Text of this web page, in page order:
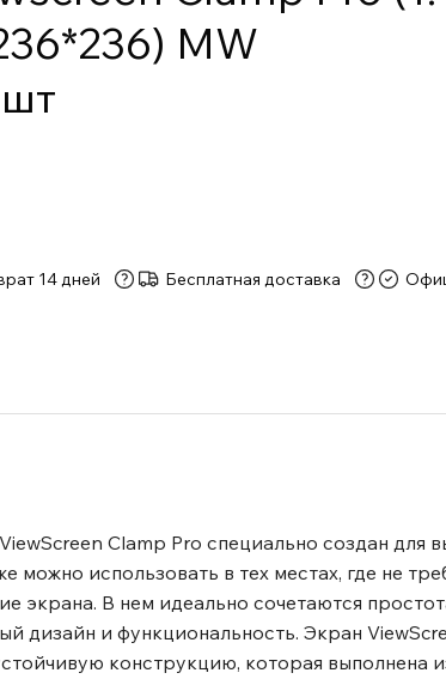
MW
14 дней Бесплатная доставка
Clamp Pro специально создан для
можно использовать в тех местах, где не
экрана. В нем идеально сочетаются
дизайн и функциональность. Экран
конструкцию, которая выполнена